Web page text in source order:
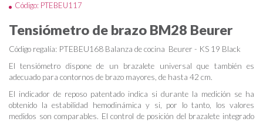
Código: PTEBEU117
Tensiómetro de brazo BM28 Beurer
Código regalía: PTEBEU168 Balanza de cocina Beurer - KS 19 Black
El tensiómetro dispone de un brazalete universal que también es
adecuado para contornos de brazo mayores, de hasta 42 cm.
El indicador de reposo patentado indica si durante la medición se ha
obtenido la estabilidad hemodinámica y si, por lo tanto, los valores
medidos son comparables. El control de posición del brazalete integrado